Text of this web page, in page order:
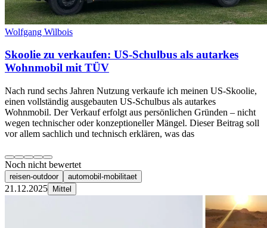
Wolfgang Wilbois
Skoolie zu verkaufen: US-Schulbus als autarkes
Wohnmobil mit TÜV
Nach rund sechs Jahren Nutzung verkaufe ich meinen US-Skoolie,
einen vollständig ausgebauten US-Schulbus als autarkes
Wohnmobil. Der Verkauf erfolgt aus persönlichen Gründen – nicht
wegen technischer oder konzeptioneller Mängel. Dieser Beitrag soll
vor allem sachlich und technisch erklären, was das
Noch nicht bewertet
reisen-outdoor automobil-mobilitaet
21.12.2025 Mittel